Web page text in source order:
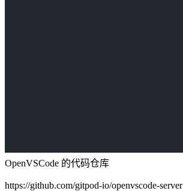
OpenVSCode 的代码仓库
https://github.com/gitpod-io/openvscode-server